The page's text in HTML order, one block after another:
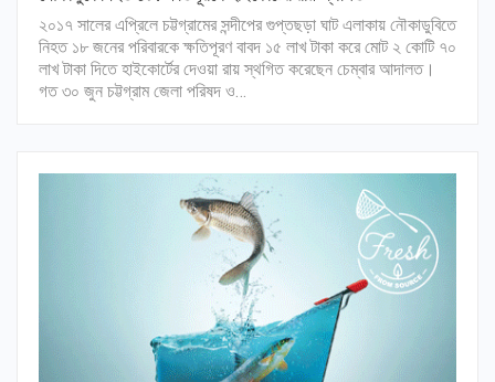
২০১৭ সালের এপ্রিলে চট্টগ্রামের সন্দীপের গুপ্তছড়া ঘাট এলাকায় নৌকাডুবিতে
নিহত ১৮ জনের পরিবারকে ক্ষতিপূরণ বাবদ ১৫ লাখ টাকা করে মোট ২ কোটি ৭০
লাখ টাকা দিতে হাইকোর্টের দেওয়া রায় স্থগিত করেছেন চেম্বার আদালত।
গত ৩০ জুন চট্টগ্রাম জেলা পরিষদ ও…